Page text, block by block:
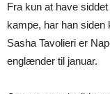
Fra kun at have
kampe, har han siden
Sasha Tavolieri er
englænder til januar.